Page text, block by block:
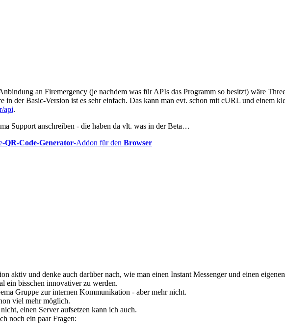
an Firemergency (je nachdem was für APIs das Programm so besitzt) wäre
in der Basic-Version ist es sehr einfach. Das kann man evt. schon mit cURL und einem
api.
Support anschreiben - die haben da vlt. was in der Beta…
QR-Code-Generator-Addon für den Browser
aktiv und denke auch darüber nach, wie man einen Instant Messenger und einen
ein bisschen innovativer zu werden.
Gruppe zur internen Kommunikation - aber mehr nicht.
viel mehr möglich.
einen Server aufsetzen kann ich auch.
noch ein paar Fragen: